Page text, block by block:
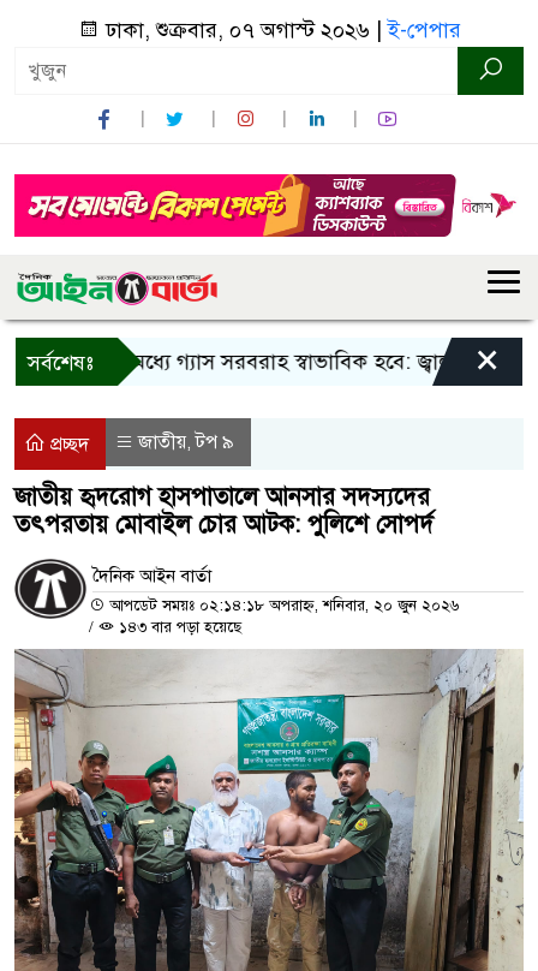
ঢাকা, শুক্রবার, ০৭ অগাস্ট ২০২৬ |ই-পেপার
সর্বশেষঃ
তিন দিনের মধ্যে গ্যাস সরবরাহ স্বাভাবিক হবে: জ্বালানি মন্ত্রী
×
প্রচ্ছদ জাতীয়,টপ ৯
জাতীয় হৃদরোগ হাসপাতালে আনসার সদস্যদের
তৎপরতায় মোবাইল চোর আটক: পুলিশে সোপর্দ
দৈনিক আইন বার্তা
আপডেট সময়ঃ ০২:১৪:১৮ অপরাহ্ন, শনিবার, ২০ জুন ২০২৬
/
১৪৩ বার পড়া হয়েছে